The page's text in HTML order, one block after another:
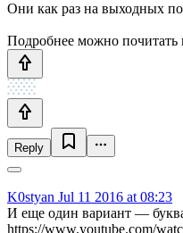
Они как раз на выходных
Подробнее можно почитать
Reply
K0styan Jul 11 2016 at 08:23
И еще один вариант —
https://www.youtube.com/